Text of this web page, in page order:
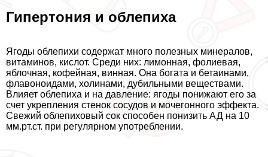
Гипертония и облепиха
Ягоды облепихи содержат много полезных минералов,
витаминов, кислот. Среди них: лимонная, фолиевая,
яблочная, кофейная, винная. Она богата и бетаинами,
флавоноидами, холинами, дубильными веществами.
Влияет облепиха и на давление: ягоды понижают его за
счет укрепления стенок сосудов и мочегонного эффекта.
Свежий облепиховый сок способен понизить АД на 10
мм.рт.ст. при регулярном употрeблении.